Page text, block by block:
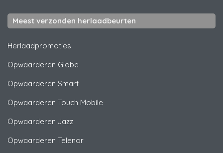
Meest verzonden herlaadbeurten
Herlaadpromoties
Opwaarderen Globe
Opwaarderen Smart
Opwaarderen Touch Mobile
Opwaarderen Jazz
Opwaarderen Telenor